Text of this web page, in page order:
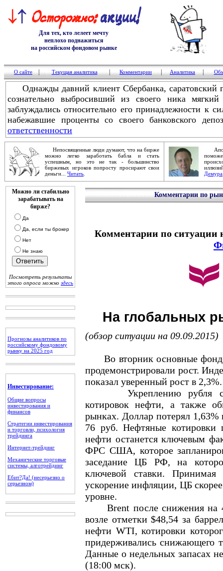
Для тех, кто лелеет мечту
неплохо поднажиться
на российском фондовом рынке
О сайте Текущая аналитика Комментарии Аналитика
Однажды давний клиент Сбербанка, саратовский
сознательно выбросивший из своего ника
заблуждались относительно его принадлежности к
набежавшие проценты со своего банковского
ответственности
Непосвященные люди думают, что на бирже
можно легко заработать бабла и стать
успешным, но это не так - большинство
биржевых игроков попросту просирают свои
деньги... Читать
Демура
Можно ли стабильно
зарабатывать на
бирже?
Да
Да, если ты брокер
Нет
Не знаю
Посмотреть результаты
этого опроса можно здесь
Прогнозы аналитиков по
российскому фондовому
рынку на 2025 год
Инвестирование:
Общие вопросы
инвестирования и
финансов
Стратегии инвестирования
и торговли, психология
трейдинга
Интернет-трейдинг
Механические торговые
системы, алготрейдинг
Ебит?Да! (несерьезно о
серьезном)
Комментарии по
Комментарии по ситуации
На глобальных
(обзор ситуации на 09.09.2015)
Во вторник основные
продемонстрировали рост.
показал уверенный рост в 2,3%.
Укреплению рубля
котировок нефти, а также
рынках. Доллар потерял 1,63%
76 руб. Нефтяные котировки
нефти останется ключевым
ФРС США, которое
заседание ЦБ РФ, на
ключевой ставки.
ускорение инфляции, ЦБ
уровне.
Brent после снижения на
возле отметки $48,54 за
нефти WTI, котировки
придерживались снижающего
Данные о недельных запасах
(18:00 мск).